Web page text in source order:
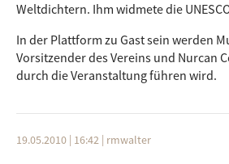
Weltdichtern. Ihm widmete die
In der Plattform zu Gast sein werden
Vorsitzender des Vereins und Nurcan
durch die Veranstaltung führen wird.
19.05.2010 | 16:42 | rmwalter